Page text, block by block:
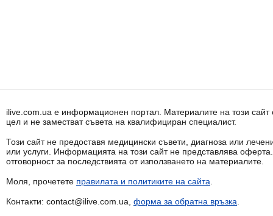
ilive.com.ua е информационен портал. Материалите на този
цел и не заместват съвета на квалифициран специалист.
Този сайт не предоставя медицински съвети, диагноза или
или услуги. Информацията на този сайт не представлява
отговорност за последствията от използването на материалите.
Моля, прочетете правилата и политиките на сайта
Контакти: contact@ilive.com.ua, форма за обратна връзка